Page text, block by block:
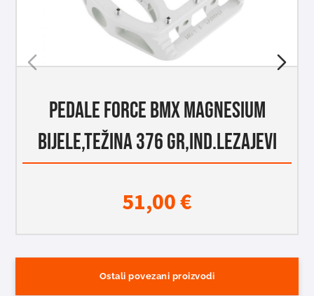
PEDALE FORCE BMX MAGNESIUM
BIJELE,TEŽINA 376 gr,IND.LEZAJEVI
51,00€
Ostali povezani proizvodi